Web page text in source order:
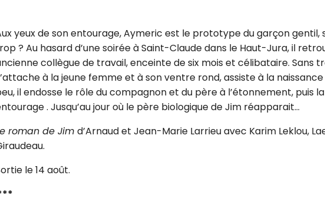
yeux de son entourage, Aymeric est le prototype du garçon
? Au hasard d’une soirée à Saint-Claude dans le Haut-Jura, il
collègue de travail, enceinte de six mois et célibataire. Sans
à la jeune femme et à son ventre rond, assiste à la
il endosse le rôle du compagnon et du père à l’étonnement, puis
. Jusqu’au jour où le père biologique de Jim réapparait…
roman de Jim d’Arnaud et Jean-Marie Larrieu avec Karim Leklou,
le 14 août.